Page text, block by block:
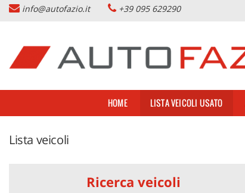
HOME
LISTA VEICOLI USATO
info@autofazio.it +39 095 629290
HOME LISTA VEICOLI USATO
Lista veicoli
Ricerca veicoli
preferenze
di
consenso
Il
pannello
consente